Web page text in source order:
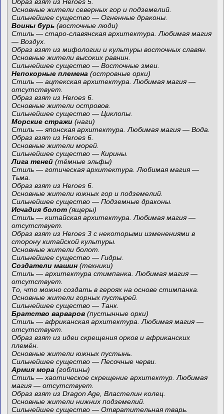
Основные жители северных гор и подземелий.
Сильнейшее существо — Огненные драконы.
Воины бурь (восточные люди)
Стиль — старо-славянская архитектура. Любимая магия
— Воздух.
Образ взят из мифологии и культуры восточных славян.
Основные жители высоких равнин.
Сильнейшее существо — Восточные змеи.
Непокорные племена (островные орки)
Стиль — ацтекская архитектура. Любимая магия —
отсутствует.
Образ взят из Heroes 6.
Основные жители островов.
Сильнейшее существо — Циклопы.
Морские стражи (наги)
Стиль — японская архитектура. Любимая магия — Вода.
Образ взят из Heroes 6.
Основные жители морей.
Сильнейшее существо — Кирины.
Лига теней (тёмные эльфы)
Стиль — готическая архитектура. Любимая магия —
Тьма.
Образ взят из Heroes 6.
Основные жители южных гор и подземелий.
Сильнейшее существо — Подземные драконы.
Исчадия болот (ящеры)
Стиль — китайская архитектура. Любимая магия —
отсутствует.
Образ взят из Heroes 3 с некоторыми изменениями в
сторону китайской культуры.
Основные жители болот.
Сильнейшее существо — Гидры.
Создатели машин (техники)
Стиль — архитектура стимпанка. Любимая магия —
отсутствует.
То, что можно создать в героях на основе стимпанка.
Основные жители горных пустырей.
Сильнейшее существо — Танк.
Братство варваров (пустынные орки)
Стиль — африканская архитектура. Любимая магия —
отсутствует.
Образ взят из идеи скрещения орков и африканских
племён.
Основные жители южных пустынь.
Сильнейшее существо — Песочные черви.
Армия мора (гоблины)
Стиль — хаотическое скрещение архитектур. Любимая
магия — отсутствует.
Образ взят из Dragon Age, Властелин колец.
Основные жители нижних подземелий.
Сильнейшее существо — Отвратительная тварь.